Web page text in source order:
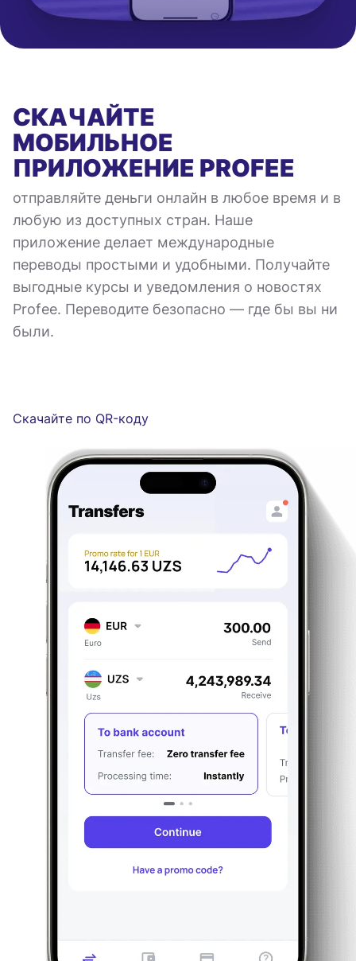
СКАЧАЙТЕ
МОБИЛЬНОЕ
ПРИЛОЖЕНИЕ PROFEE
отправляйте деньги онлайн в любое время и в
любую из доступных стран. Наше
приложение делает международные
переводы простыми и удобными. Получайте
выгодные курсы и уведомления о новостях
Profee. Переводите безопасно — где бы вы ни
были.
Скачайте по QR-коду